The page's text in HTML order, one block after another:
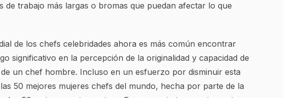
de trabajo más largas o bromas que puedan afectar lo que
de los chefs celebridades ahora es más común encontrar
significativo en la percepción de la originalidad y capacidad de
un chef hombre. Incluso en un esfuerzo por disminuir esta
50 mejores mujeres chefs del mundo, hecha por parte de la